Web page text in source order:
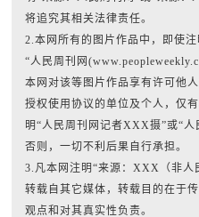
将追究其相关法律责任。
2.本网所有的图片作品中，即使
“人民周刊网
本网对该等图片作品享有许可他
授权使用协议的单位及个人，仅
明“人民周刊网记者XXX摄”或“
否则，一切不利后果自行承担。
3.凡本网注明“来源：XXX（非人
转载自其它媒体，转载目的在于
观点和对其真实性负责。